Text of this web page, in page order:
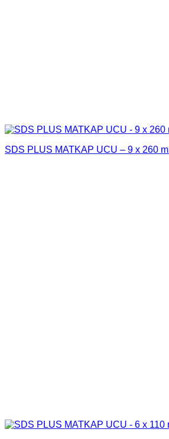
SDS PLUS MATKAP UCU – 9 x 260